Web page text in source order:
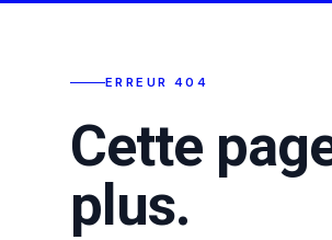
ERREUR 404
Cette
plus.